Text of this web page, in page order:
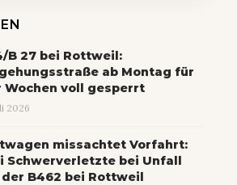
B 27 bei Rottweil:
ab Montag für
Wochen voll gesperrt
2026
missachtet Vorfahrt:
Schwerverletzte bei Unfall
B462 bei Rottweil